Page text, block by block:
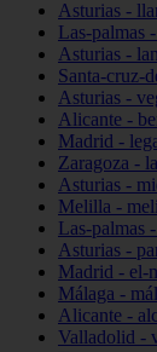
Asturias -
Las-palmas
Asturias -
Santa-cruz-
Asturias -
Alicante -
Madrid -
Zaragoza -
Asturias -
Melilla -
Las-palmas
Asturias -
Madrid - el-
Málaga -
Alicante -
Valladolid -